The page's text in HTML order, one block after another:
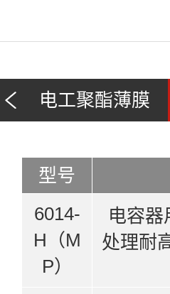
电工聚酯薄膜
型号
6014-
H（M
P）
电容器
处理耐